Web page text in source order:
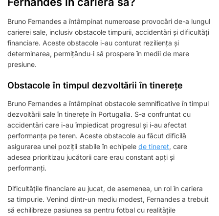
Bruno Fernandes a întâmpinat numeroase provocări de-a lungul
carierei sale, inclusiv obstacole timpurii, accidentări și dificultăți
financiare. Aceste obstacole i-au conturat reziliența și
determinarea, permițându-i să prospere în medii de mare
presiune.
Obstacole în timpul dezvoltării în tinerețe
Bruno Fernandes a întâmpinat obstacole semnificative în timpul
dezvoltării sale în tinerețe în Portugalia. S-a confruntat cu
accidentări care i-au împiedicat progresul și i-au afectat
performanța pe teren. Aceste obstacole au făcut dificilă
asigurarea unei poziții stabile în echipele de tineret, care
adesea prioritizau jucătorii care erau constant apți și
performanți.
Dificultățile financiare au jucat, de asemenea, un rol în cariera
sa timpurie. Venind dintr-un mediu modest, Fernandes a trebuit
să echilibreze pasiunea sa pentru fotbal cu realitățile